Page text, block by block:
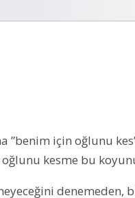
”benim için oğlunu
oğlunu kesme bu
denemeden,